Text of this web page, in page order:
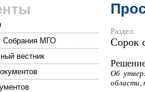
Собрания МГО
вестник
Раздел:
Сорок
Об
области,